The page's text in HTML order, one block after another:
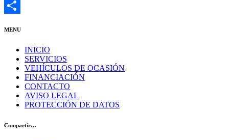
Email
MENU
INICIO
SERVICIOS
VEHÍCULOS DE OCASIÓN
FINANCIACIÓN
CONTACTO
AVISO LEGAL
PROTECCIÓN DE DATOS
Compartir…